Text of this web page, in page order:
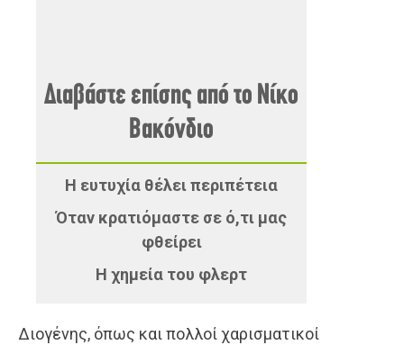
Διαβάστε επίσης από το Νίκο
Βακόνδιο
Η ευτυχία θέλει περιπέτεια
Όταν κρατιόμαστε σε ό,τι μας
φθείρει
Η χημεία του φλερτ
Διογένης, όπως και πολλοί χαρισματικοί